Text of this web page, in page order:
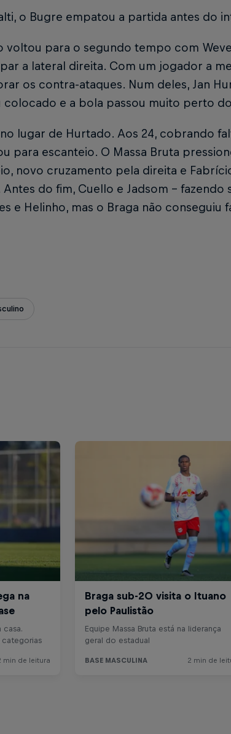
o Bugre empatou a partida antes do
voltou para o segundo tempo com
a lateral direita. Com um jogador a
os contra-ataques. Num deles, Jan
colocado e a bola passou muito perto
lugar de Hurtado. Aos 24, cobrando
para escanteio. O Massa Bruta
novo cruzamento pela direita e
do fim, Cuello e Jadsom – fazendo
e Helinho, mas o Braga não conseguiu